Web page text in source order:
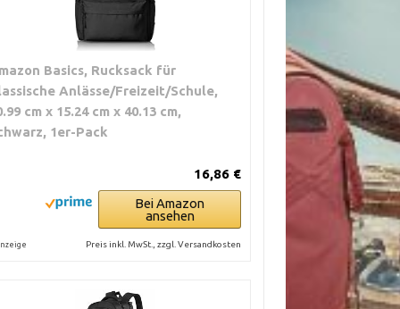
Basics, Rucksack für
Anlässe/Freizeit/Schule,
cm x 15.24 cm x 40.13 cm,
1er-Pack
16,86 €
Bei Amazon
ansehen
Preis inkl. MwSt., zzgl. Versandkosten